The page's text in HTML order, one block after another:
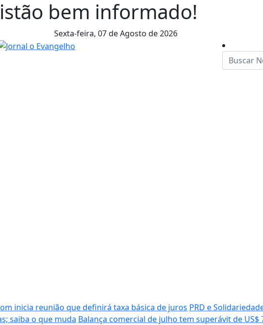
bem informado!
Sexta-feira, 07 de Agosto de 2026
inicia reunião que definirá taxa básica de juros PRD e
saiba o que muda Balança comercial de julho tem superávit de US$